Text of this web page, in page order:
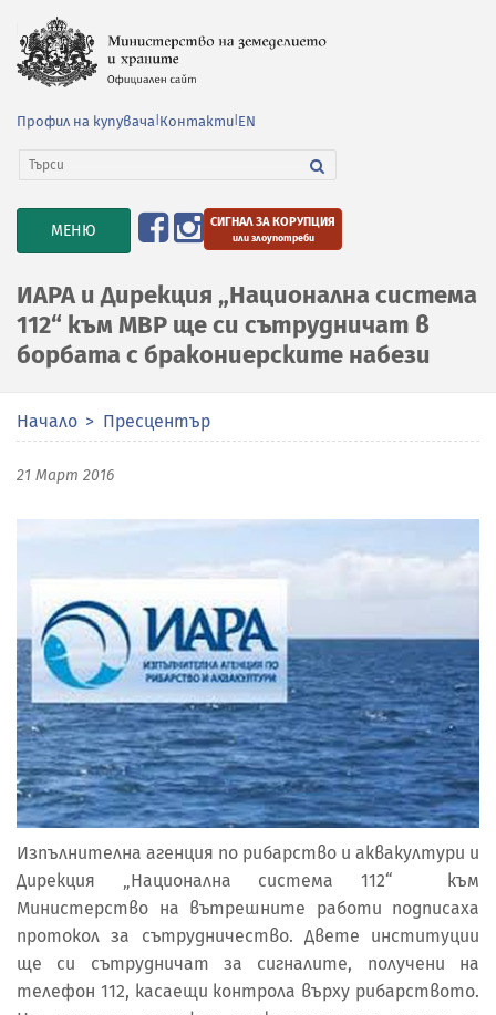
Профил на купувача Контакти EN
TOGGLE
NAVIGATION
МЕНЮ СИГНАЛ ЗА КОРУПЦИЯ
или злоупотреби
ИАРА и Дирекция „Национална система
112“ към МВР ще си сътрудничат в
борбата с бракониерските набези
Начало Пресцентър
21 Март 2016
Изпълнителна агенция по рибарство и аквакултури и
Дирекция „Национална система 112“ към
Министерство на вътрешните работи подписаха
протокол за сътрудничество. Двете институции
ще си сътрудничат за сигналите, получени на
телефон 112, касаещи контрола върху рибарството.